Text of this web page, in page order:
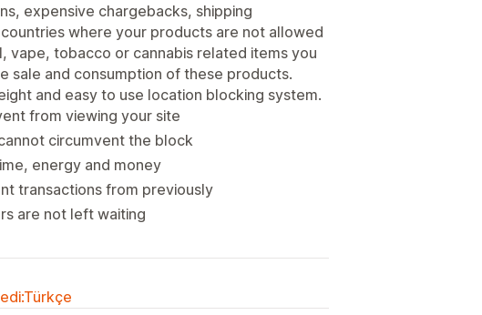
expensive chargebacks, shipping
where your products are not allowed
tobacco or cannabis related items you
sale and consumption of these products.
and easy to use location blocking system.
from viewing your site
circumvent the block
energy and money
transactions from previously
are not left waiting